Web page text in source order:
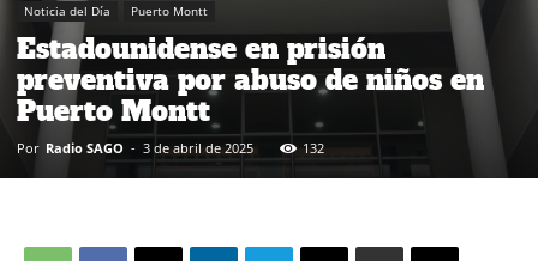
Noticia del Día Puerto Montt
Estadounidense en prisión
preventiva por abuso de niños en
Puerto Montt
Por Radio SAGO - 3 de abril de 2025 132